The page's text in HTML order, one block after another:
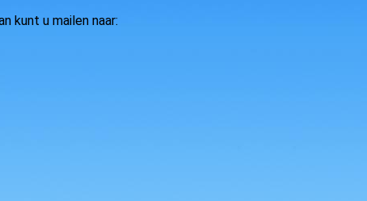
kunt u mailen naar: